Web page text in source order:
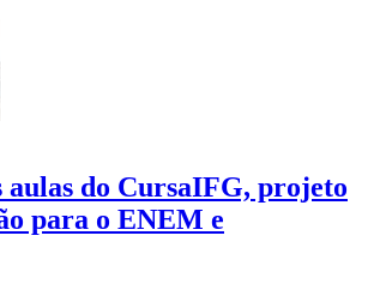
aulas do CursaIFG, projeto
para o ENEM e